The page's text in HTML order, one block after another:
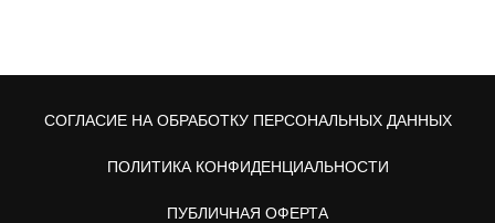
СОГЛАСИЕ НА ОБРАБОТКУ ПЕРСОНАЛЬНЫХ ДАННЫХ
ПОЛИТИКА КОНФИДЕНЦИАЛЬНОСТИ
ПУБЛИЧНАЯ ОФЕРТА